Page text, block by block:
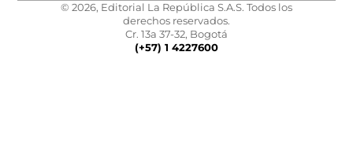
© 2026, Editorial La República S.A.S. Todos los
derechos reservados.
Cr. 13a 37-32, Bogotá
(+57) 1 4227600